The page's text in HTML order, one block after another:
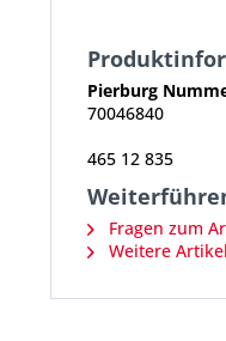
Pierburg
70046840
465 12 835
Fragen zum
Weitere